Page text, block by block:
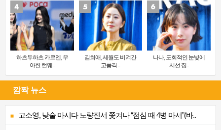
하츠투하츠 카르멘, 우
아한 런웨..
김희애, 세월도 비켜간
고품격 ..
나나, 도회적인 눈빛에
시선 집..
깜짝 뉴스
고소영, 낮술 마시다 노량진서 쫓겨나 “점심 때 4병 마셔”(바..